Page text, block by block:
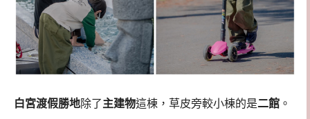
白宮渡假勝地除了主建物這棟，草皮旁較小棟的是二館 。